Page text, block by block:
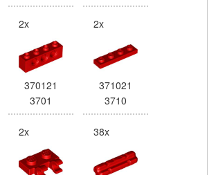
2x
370121
3701
2x
371021
3710
2x 38x